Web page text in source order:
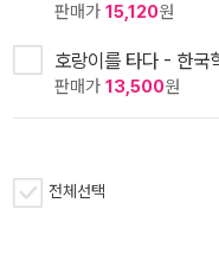
판매가 15,120원
호랑이를 타다 - 한
판매가 13,500원
전체선택